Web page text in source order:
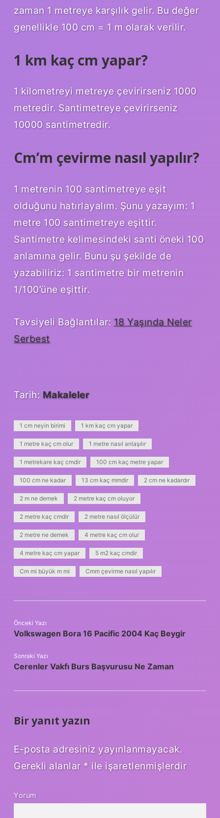
zaman 1 metreye karşılık gelir. Bu değer
genellikle 100 cm = 1 m olarak verilir.
1 km kaç cm yapar?
1 kilometreyi metreye çevirirseniz 1000
metredir. Santimetreye çevirirseniz
10000 santimetredir.
Cm’m çevirme nasıl yapılır?
1 metrenin 100 santimetreye eşit
olduğunu hatırlayalım. Şunu yazayım: 1
metre 100 santimetreye eşittir.
Santimetre kelimesindeki santi öneki 100
anlamına gelir. Bunu şu şekilde de
yazabiliriz: 1 santimetre bir metrenin
1/100’üne eşittir.
Tavsiyeli Bağlantılar: 18 Yaşında Neler
Serbest
Tarih: Makaleler
1 cm neyin birimi 1 km kaç cm yapar
1 metre kaç cm olur 1 metre nasıl anlaşılır
1 metrekare kaç cmdir 100 cm kaç metre yapar
100 cm ne kadar 13 cm kaç mmdir 2 cm ne kadardır
2 m ne demek 2 metre kaç cm oluyor
2 metre kaç cmdir 2 metre nasıl ölçülür
2 metre ne demek 4 metre kaç cm olur
4 metre kaç cm yapar 5 m2 kaç cmdir
Cm mi büyük m mi Cmm çevirme nasıl yapılır
Önceki Yazı
Volkswagen Bora 16 Pacific 2004 Kaç Beygir
Sonraki Yazı
Cerenler Vakfı Burs Başvurusu Ne Zaman
Bir yanıt yazın
E-posta adresiniz yayınlanmayacak.
Gerekli alanlar * ile işaretlenmişlerdir
Yorum